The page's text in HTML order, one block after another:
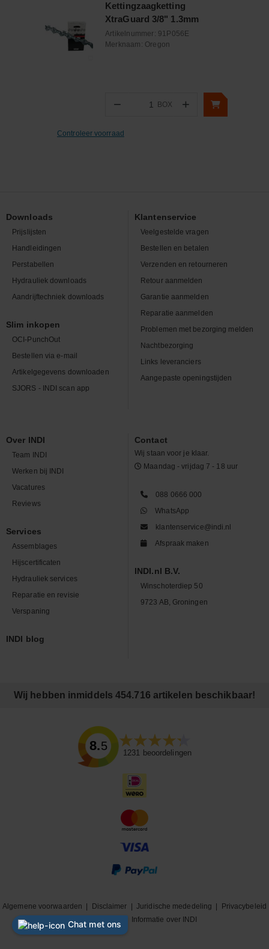
Kettingzaagketting
XtraGuard 3/8" 1.3mm
Artikelnummer: 91P056E
Merknaam: Oregon
− Aantal
BOX +
Controleer voorraad
Downloads
Prijslijsten
Handleidingen
Perstabellen
Hydrauliek downloads
Aandrijftechniek downloads
Slim inkopen
OCI-PunchOut
Bestellen via e-mail
Artikelgegevens downloaden
SJORS - INDI scan app
Klantenservice
Veelgestelde vragen
Bestellen en betalen
Verzenden en retourneren
Retour aanmelden
Garantie aanmelden
Reparatie aanmelden
Problemen met bezorging melden
Nachtbezorging
Links leveranciers
Aangepaste openingstijden
Over INDI
Team INDI
Werken bij INDI
Vacatures
Reviews
Services
Assemblages
Hijscertificaten
Hydrauliek services
Reparatie en revisie
Verspaning
INDI blog
Contact
Wij staan voor je klaar.
Maandag - vrijdag 7 - 18 uur
088 0666 000
WhatsApp
klantenservice@indi.nl
Afspraak maken
INDI.nl B.V.
Winschoterdiep 50
9723 AB, Groningen
Wij hebben inmiddels 454.716 artikelen beschikbaar!
8.5
1231 beoordelingen
Algemene voorwaarden Disclaimer |Juridische mededeling
Privacybeleid
|
Cookiebeleid Informatie over INDI